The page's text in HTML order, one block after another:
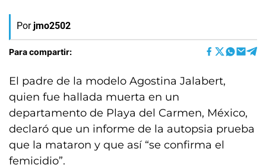
Por jmo2502
Para compartir:
El padre de la modelo Agostina Jalabert,
quien fue hallada muerta en un
departamento de Playa del Carmen, México,
declaró que un informe de la autopsia prueba
que la mataron y que así “se confirma el
femicidio”.